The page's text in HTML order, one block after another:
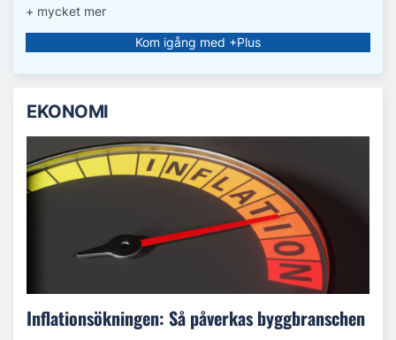
+ mycket mer
Kom igång med +Plus
EKONOMI
Inflationsökningen: Så påverkas byggbranschen